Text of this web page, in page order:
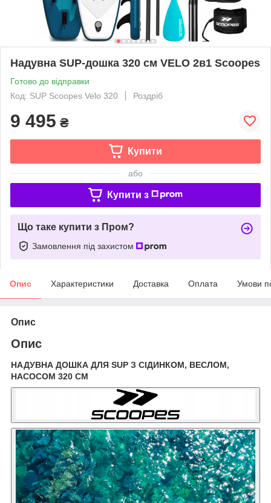
Надувна SUP-дошка 320 см VELO 2в1 Scoopes
Готово до відправки
Код: SUP Scoopes Velo 320
Роздріб
9 495 ₴
Купити
або
Купити з
Що таке купити з Пром?
Замовлення під захистом
Опис Характеристики Доставка Оплата Умови
Опис
Опис
НАДУВНА ДОШКА ДЛЯ SUP З СІДИНКОМ, ВЕСЛОМ,
НАСОСОМ 320 СМ